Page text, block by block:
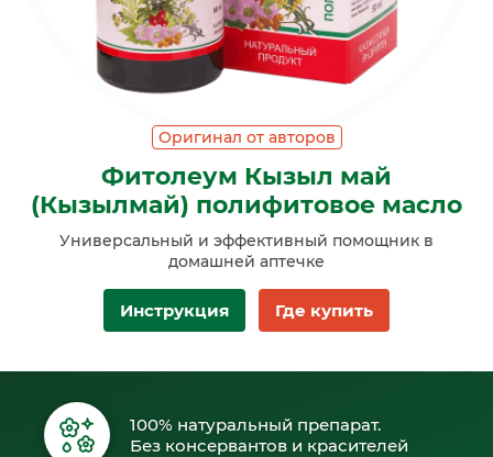
Оригинал от авторов
Фитолеум Кызыл май
(Кызылмай) полифитовое масло
Универсальный и эффективный помощник в
домашней аптечке
Инструкция Где купить
100% натуральный препарат.
Без консервантов и красителей